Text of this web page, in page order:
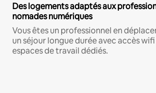
Des logements adaptés aux
nomades numériques
Vous êtes un professionnel en
un séjour longue durée avec accès
espaces de travail dédiés.